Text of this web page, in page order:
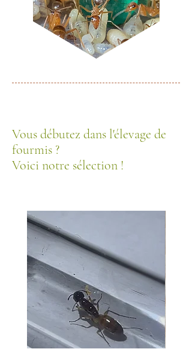
Vous débutez dans l'élevage de
fourmis ?
Voici notre sélection !